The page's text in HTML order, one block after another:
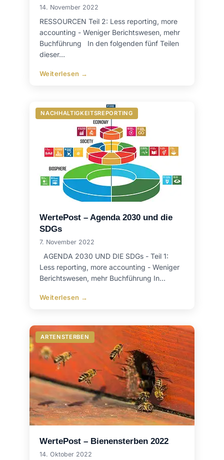
14. November 2022
RESSOURCEN Teil 2: Less reporting, more
accounting - Weniger Berichtswesen, mehr
Buchführung In den folgenden fünf Teilen
dieser…
Weiterlesen →
NACHHALTIGKEITSREPORTING
WertePost – Agenda 2030 und die
SDGs
7. November 2022
AGENDA 2030 UND DIE SDGs - Teil 1:
Less reporting, more accounting - Weniger
Berichtswesen, mehr Buchführung In…
Weiterlesen →
ARTENSTERBEN
WertePost – Bienensterben 2022
14. Oktober 2022